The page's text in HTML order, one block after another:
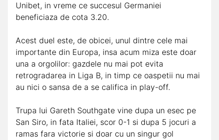
Unibet, in vreme ce succesul Germaniei
beneficiaza de cota 3.20.
Acest duel este, de obicei, unul dintre cele mai
importante din Europa, insa acum miza este doar
una a orgolilor: gazdele nu mai pot evita
retrogradarea in Liga B, in timp ce oaspetii nu mai
au nici o sansa de a se califica in play-off.
Trupa lui Gareth Southgate vine dupa un esec pe
San Siro, in fata Italiei, scor 0-1 si dupa 5 jocuri a
ramas fara victorie si doar cu un singur gol